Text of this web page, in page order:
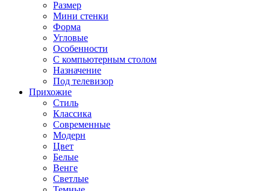
Размер
Мини стенки
Форма
Угловые
Особенности
С компьютерным столом
Назначение
Под телевизор
Прихожие
Стиль
Классика
Современные
Модерн
Цвет
Белые
Венге
Светлые